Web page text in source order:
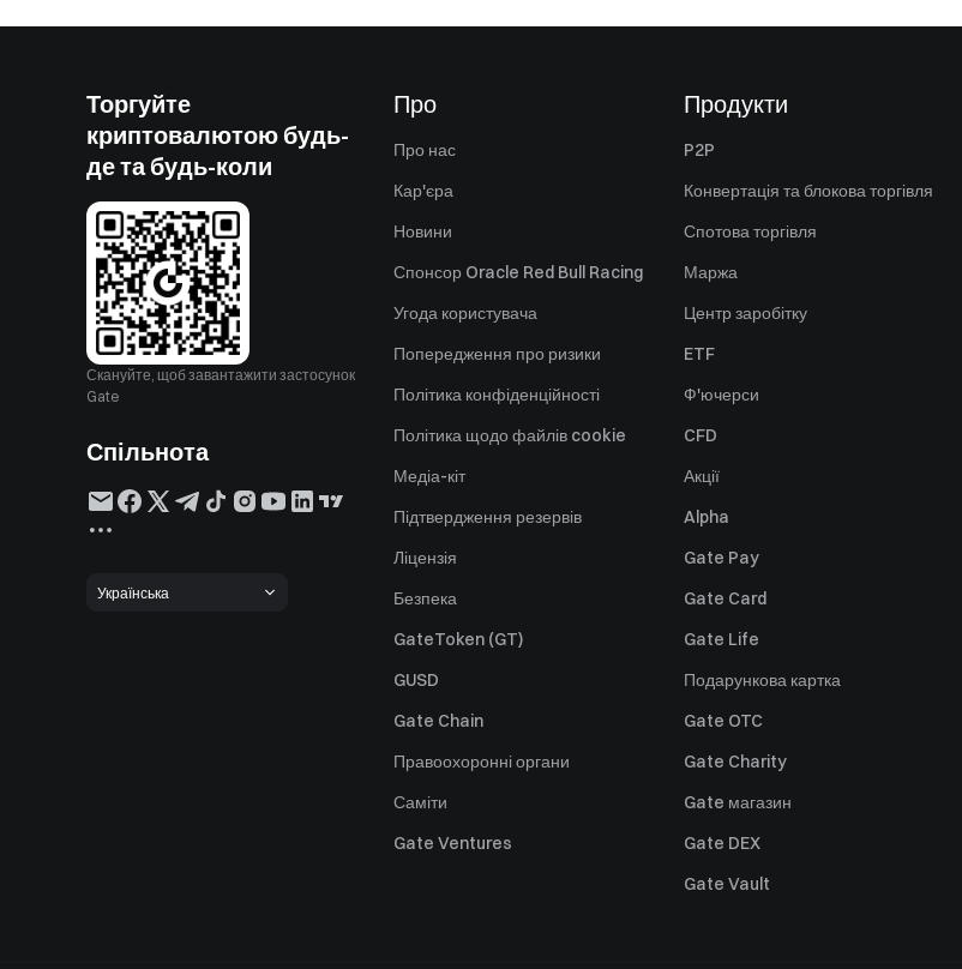
Торгуйте
криптовалютою будь-
де та будь-коли
Скануйте, щоб завантажити застосунок
Gate
Спільнота
Українська
Про
Про нас
Кар'єра
Новини
Спонсор Oracle Red Bull Racing
Угода користувача
Попередження про ризики
Політика конфіденційності
Політика щодо файлів cookie
Медіа-кіт
Підтвердження резервів
Ліцензія
Безпека
GateToken (GT)
GUSD
Gate Chain
Правоохоронні органи
Саміти
Gate Ventures
Продукти
P2P
Конвертація та блокова торгівля
Спотова торгівля
Маржа
Центр заробітку
ETF
Ф'ючерси
CFD
Акції
Alpha
Gate Pay
Gate Card
Gate Life
Подарункова картка
Gate OTC
Gate Charity
Gate магазин
Gate DEX
Gate Vault